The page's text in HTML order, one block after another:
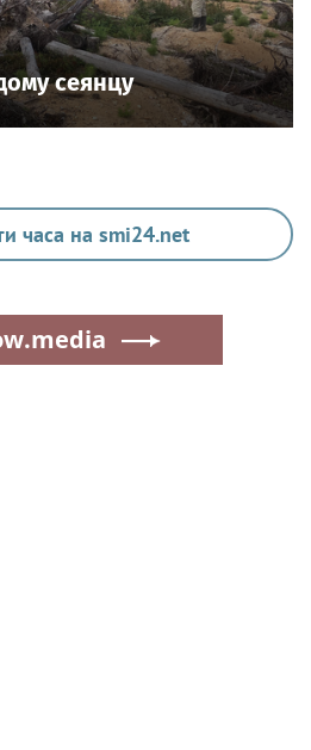
сеянцу
часа на smi24.net